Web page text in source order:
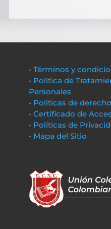
• Términos y
• Política de
Personales
• Políticas de
• Certificado de
• Políticas de
• Mapa del Sitio